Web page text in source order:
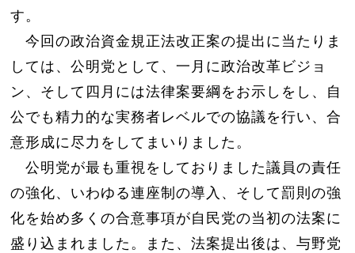
す。
今回の政治資金規正法改正案の提出に当たりま
しては、公明党として、一月に政治改革ビジョ
ン、そして四月には法律案要綱をお示しをし、自
公でも精力的な実務者レベルでの協議を行い、合
意形成に尽力をしてまいりました。
公明党が最も重視をしておりました議員の責任
の強化、いわゆる連座制の導入、そして罰則の強
化を始め多くの合意事項が自民党の当初の法案に
盛り込まれました。また、法案提出後は、与野党